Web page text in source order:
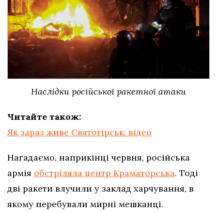
Наслідки російської ракетної атаки
Читайте також:
Як зараз живе Святогірськ: відео
Нагадаємо, наприкінці червня, російська
армія обстріляла центр Краматорська. Тоді
дві ракети влучили у заклад харчування, в
якому перебували мирні мешканці.